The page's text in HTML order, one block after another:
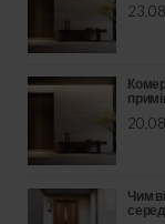
Чим